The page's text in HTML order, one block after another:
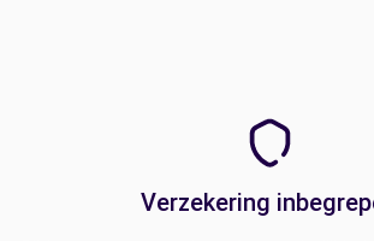
Verzekering